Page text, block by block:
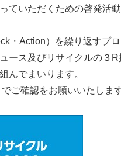
ていただくための啓発活
・Action）を繰り返すプ
ース及びリサイクルの３
んでまいります。
ご確認をお願いいたします